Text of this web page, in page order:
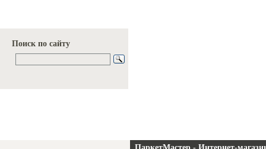
Поиск по сайту